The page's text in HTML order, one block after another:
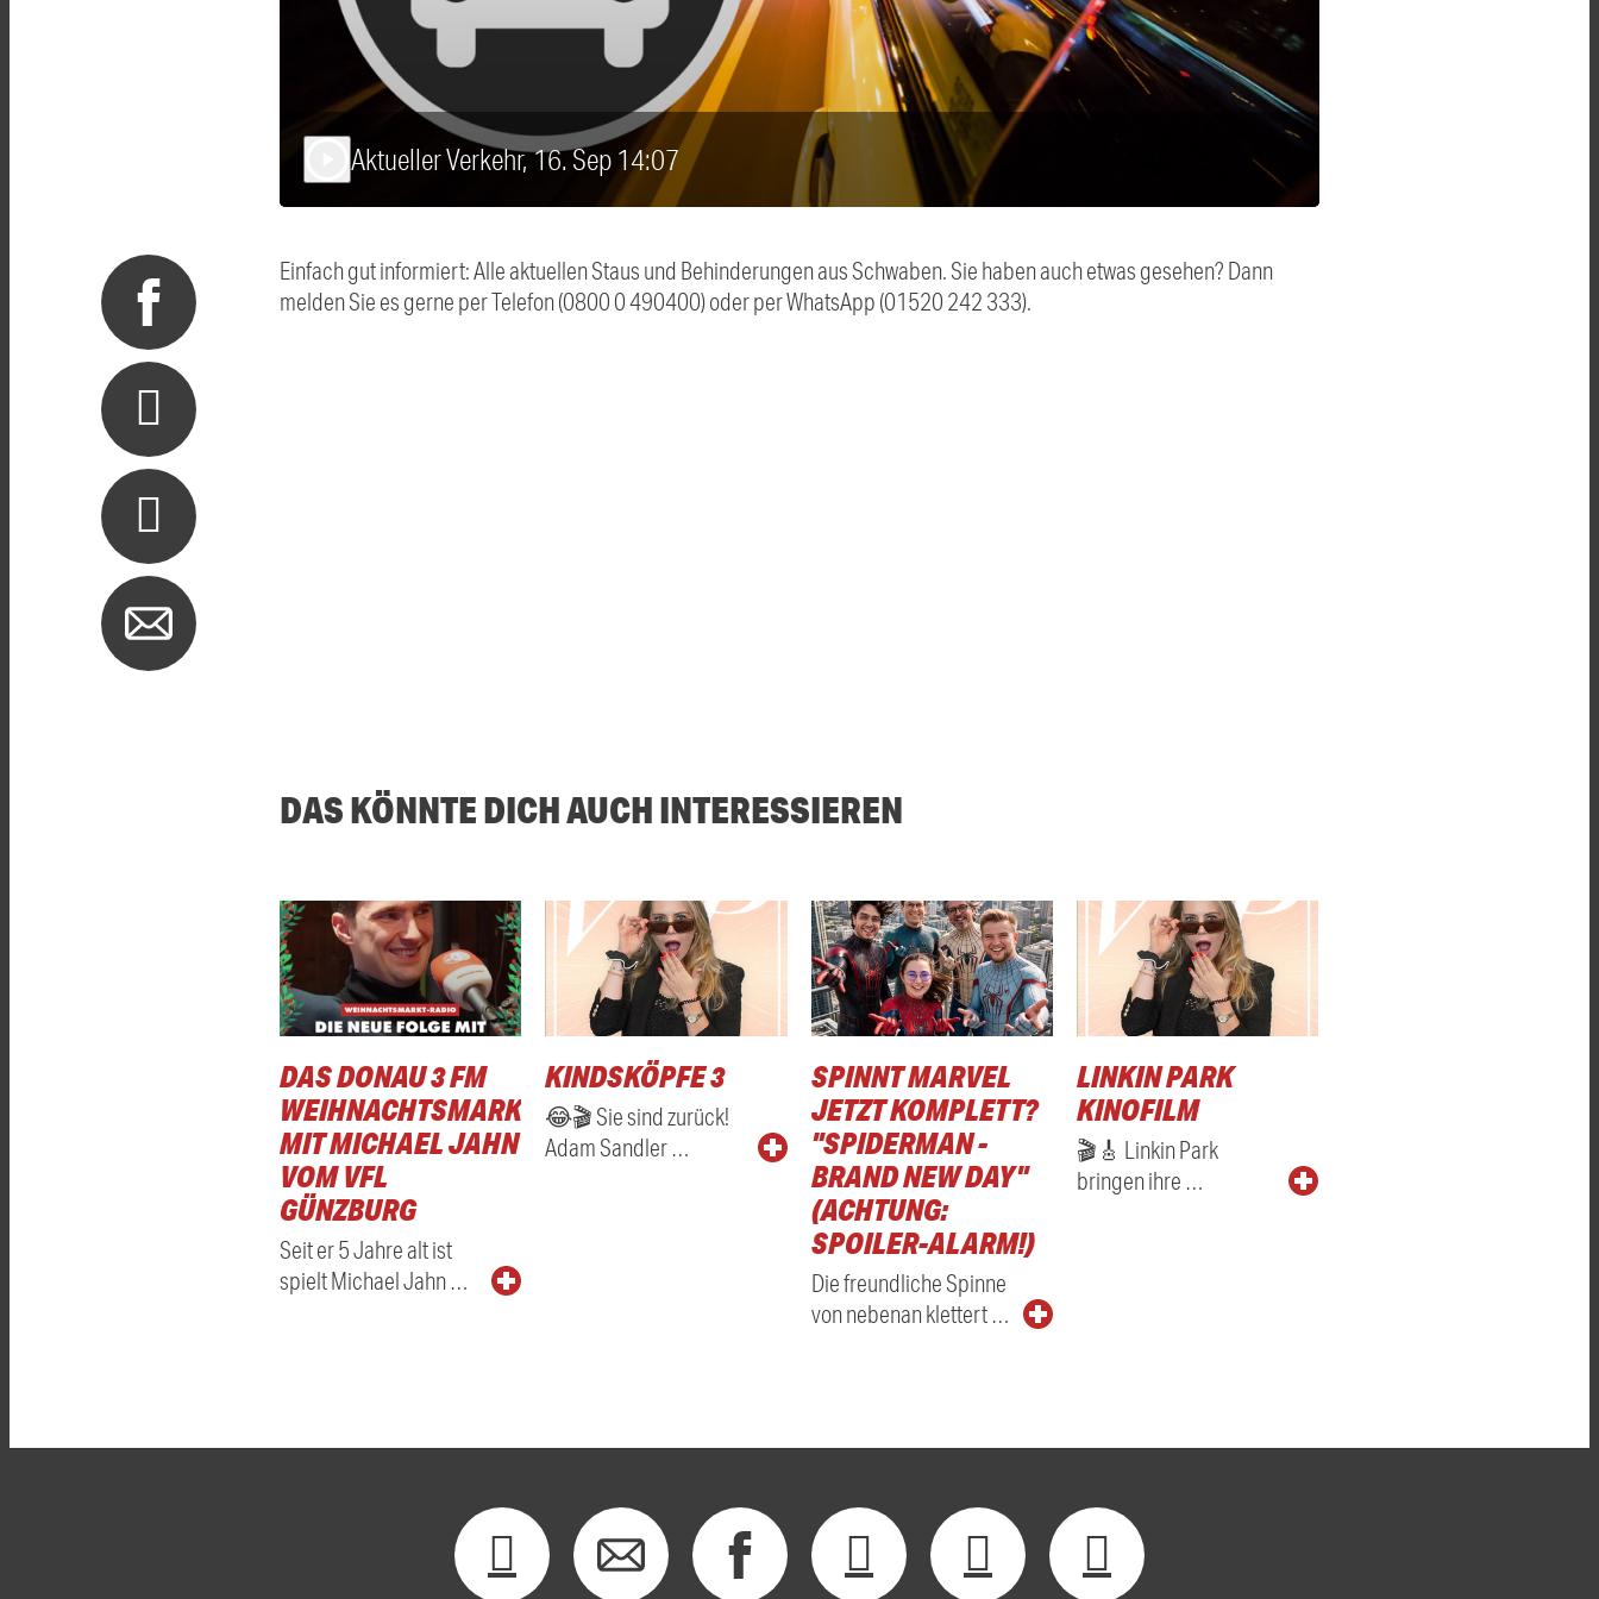
Aktueller Verkehr, 16. Sep 14:07
Einfach gut informiert: Alle aktuellen Staus und Behinderungen aus Schwaben. Sie haben auch etwas gesehen? Dann
melden Sie es gerne per Telefon (0800 0 490400) oder per WhatsApp (01520 242 333).
DAS KÖNNTE DICH AUCH INTERESSIEREN
DAS DONAU 3 FM
WEIHNACHTSMARKTRADIO
MIT MICHAEL JAHN
VOM VFL
GÜNZBURG
Seit er 5 Jahre alt ist
spielt Michael Jahn …
KINDSKÖPFE 3
😂🎬 Sie sind zurück!
Adam Sandler …
SPINNT MARVEL
JETZT KOMPLETT?
"SPIDERMAN -
BRAND NEW DAY"
(ACHTUNG:
SPOILER-ALARM!)
Die freundliche Spinne
von nebenan klettert …
LINKIN PARK
KINOFILM
🎬🎸 Linkin Park
bringen ihre …